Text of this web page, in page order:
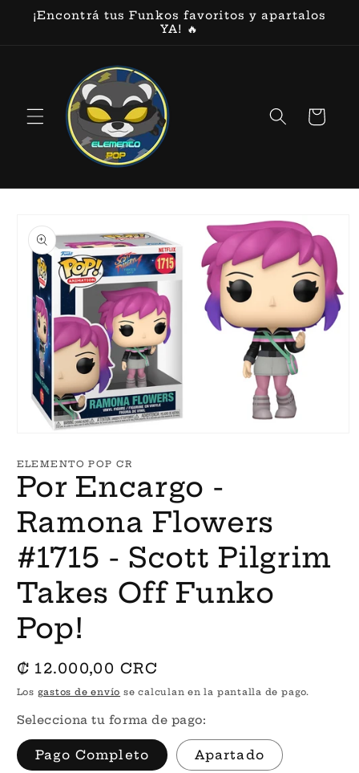
directamente
¡Encontrá tus Funkos favoritos y apartalos
YA! 🔥
Carrito
información
del producto
multimedia
1
en
una
ventana
modal
ELEMENTO POP CR
Por Encargo -
Ramona Flowers
#1715 - Scott Pilgrim
Takes Off Funko
Pop!
Precio
habitual
₡ 12.000,00 CRC
Los gastos de envío se calculan en la pantalla de pago.
Selecciona tu forma de pago:
Pago Completo Apartado